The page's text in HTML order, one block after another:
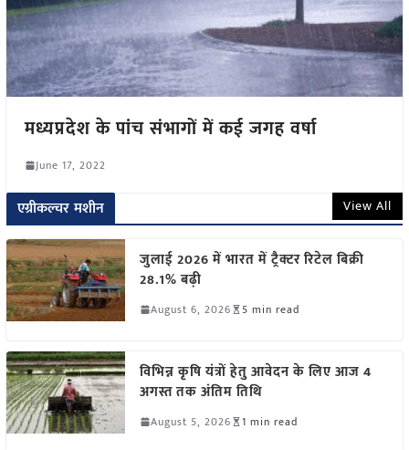
मध्यप्रदेश के पांच संभागों में कई जगह वर्षा
June 17, 2022
एग्रीकल्चर मशीन View All
जुलाई 2026 में भारत में ट्रैक्टर रिटेल बिक्री
28.1% बढ़ी
August 6, 2026 5 min read
विभिन्न कृषि यंत्रों हेतु आवेदन के लिए आज 4
अगस्त तक अंतिम तिथि
August 5, 2026 1 min read